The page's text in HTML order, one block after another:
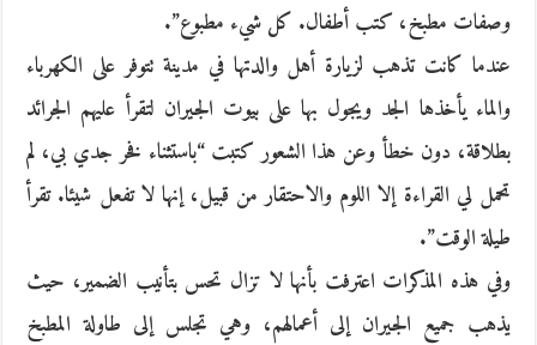
وصفات مطبخ، كتب أطفال. كل شيء مطبوع”.
عندما كانت تذهب لزيارة أهل والدتها في مدينة تتوفر على الكهرباء
والماء يأخذها الجد ويجول بها على بيوت الجيران لتقرأ عليهم الجرائد
بطلاقة، دون خطأ وعن هذا الشعور كتبت “باستثناء فخر جدي بي، لم
تحمل لي القراءة إلا اللوم والاحتقار من قبيل، إنها لا تفعل شيئا. تقرأ
طيلة الوقت”.
وفي هذه المذكرات اعترفت بأنها لا تزال تحس بتأنيب الضمير، حيث
يذهب جميع الجيران إلى أعمالهم، وهي تجلس إلى طاولة المطبخ